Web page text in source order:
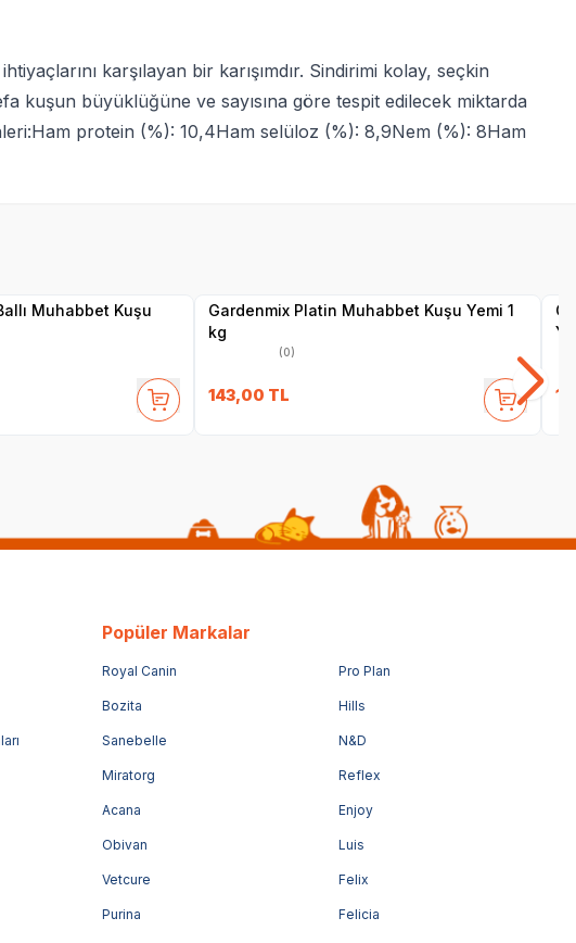
karşılayan bir karışımdır. Sindirimi kolay, seçkin
kuşun büyüklüğüne ve sayısına göre tespit edilecek miktarda
protein (%): 10,4Ham selüloz (%): 8,9Nem (%): 8Ham
Muhabbet Kuşu
Gardenmix Platin Muhabbet Kuşu Yemi 1
kg
(0)
143,00 TL
Popüler Markalar
Royal Canin Pro Plan
Bozita Hills
Sanebelle N&D
Miratorg Reflex
Acana Enjoy
Obivan Luis
Vetcure Felix
Purina Felicia